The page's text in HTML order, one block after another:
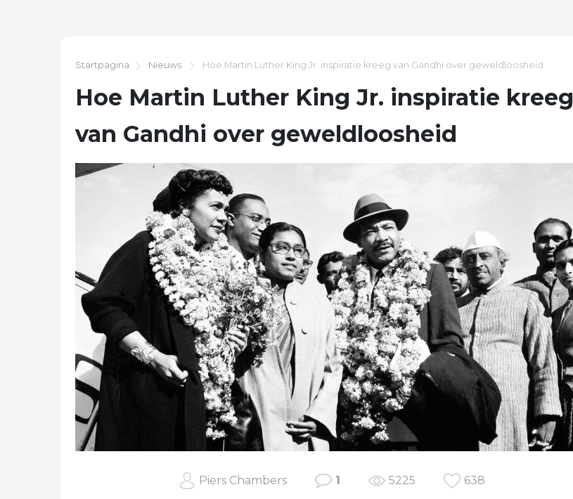
Startpagina Nieuws Hoe Martin Luther King Jr. inspiratie kreeg van Gandhi over geweldloosheid
Hoe Martin Luther King Jr. inspiratie kreeg
van Gandhi over geweldloosheid
Piers Chambers 1 5225 638